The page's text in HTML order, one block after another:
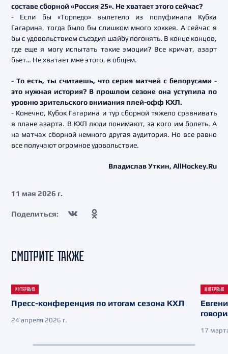
составе сборной «Россия 25». Не хватает этого сейчас?
- Если бы «Торпедо» вылетело из полуфинала Кубка
Гагарина, тогда было бы слишком много хоккея. А сейчас я
бы с удовольствием съездил шайбу погонять. В конце концов,
где еще я могу испытать такие эмоции? Все кричат, азарт
бьет… Не хватает мне этого, в общем.
- То есть, ты считаешь, что серия матчей с белорусами -
это нужная история? В прошлом сезоне она уступила по
уровню зрительского внимания плей-офф КХЛ.
- Конечно, Кубок Гагарина и тур сборной тяжело сравнивать
в плане азарта. В КХЛ люди понимают, за кого им болеть. А
на матчах сборной немного другая аудитория. Но все равно
все получают огромное удовольствие.
Владислав Уткин, AllHockey.Ru
11 мая 2026 г.
Поделиться:
СМОТРИТЕ ТАКЖЕ
ИНТЕРВЬЮ
Пресс-конференция по итогам сезона КХЛ
24 апреля 2026 г.
ИНТЕРВЬЮ
17